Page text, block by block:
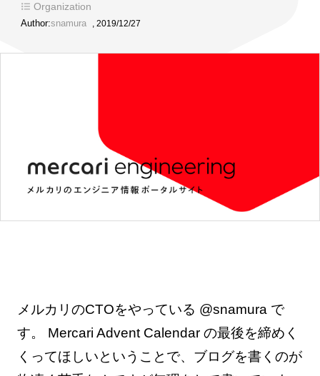
Organization
Author:snamura , 2019/12/27
メルカリのCTOをやっている @snamura で
す。 Mercari Advent Calendar の最後を締めく
くってほしいということで、ブログを書くのが